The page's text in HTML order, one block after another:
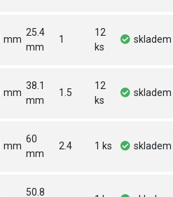
mm
25.4
mm
1
12
ks
skladem
mm
38.1
mm
1.5
12
ks
skladem
mm
60
mm
2.4 1 ks skladem
50.8